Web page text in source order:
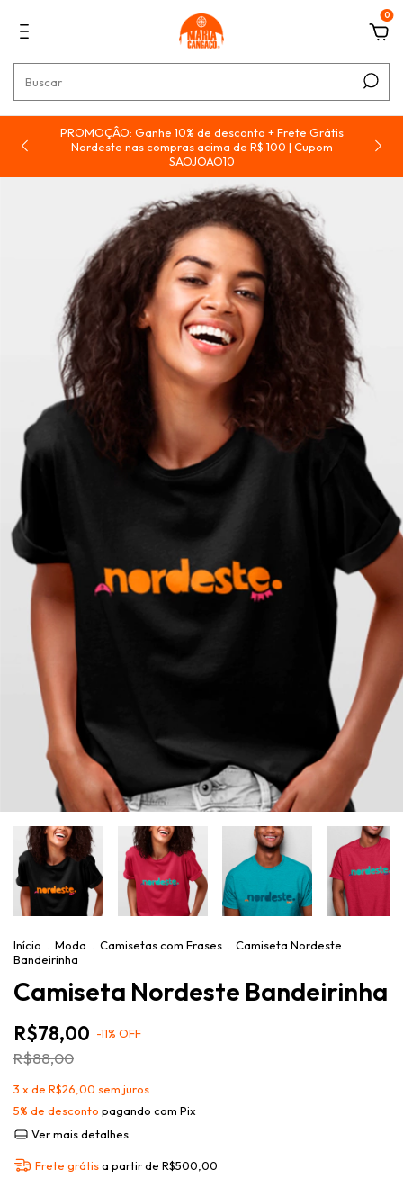
0
PROMOÇÂO: Ganhe 10% de desconto + Frete Grátis
Nordeste nas compras acima de R$ 100 | Cupom
SAOJOAO10
Início Moda Camisetas com Frases
Camiseta Nordeste
Bandeirinha
Camiseta Nordeste Bandeirinha
R$78,00 -11% OFF
R$88,00
3 x de R$26,00 sem juros
5% de desconto pagando com Pix
Ver mais detalhes
Frete grátisa partir de R$500,00